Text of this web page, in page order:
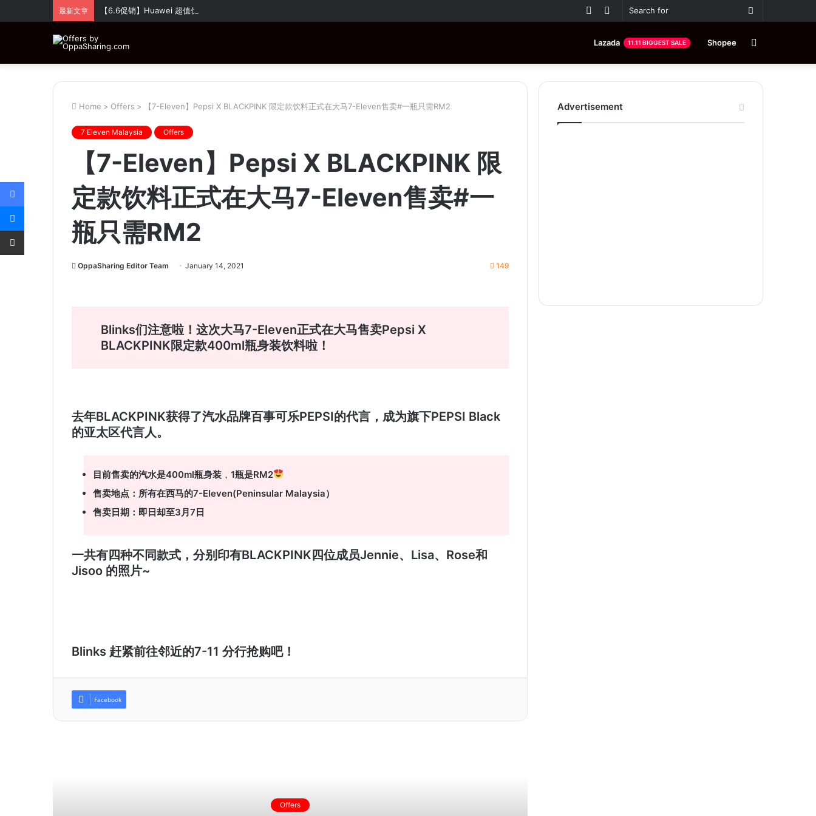
最新文章 【6.6促销】Huawei 超值优惠！全场折扣高达RM1,000！购买指定商品还有免费赠品！
Search
Sidebar
Random
Lazada 11.11 BIGGEST SALE Shopee
Article
Home > Offers > 【7-Eleven】Pepsi X BLACKPINK 限定款饮料正式在大马7-Eleven售卖#一瓶只需RM2
7 Eleven Malaysia Offers
【7-Eleven】Pepsi X BLACKPINK 限
定款饮料正式在大马7-Eleven售卖#一
瓶只需RM2
OppaSharing Editor Team January 14, 2021 149
Blinks们注意啦！这次大马7-Eleven正式在大马售卖Pepsi X
BLACKPINK限定款400ml瓶身装饮料啦！
去年BLACKPINK获得了汽水品牌百事可乐PEPSI的代言，成为旗下PEPSI Black
的亚太区代言人。
目前售卖的汽水是400ml瓶身装 ， 1瓶是RM2
售卖地点：所有在西马的7-Eleven(Peninsular Malaysia）
售卖日期：即日却至3月7日
一共有四种不同款式，分别印有BLACKPINK四位成员Jennie、Lisa、Rose和
Jisoo 的照片~
Blinks 赶紧前往邻近的7-11 分行抢购吧！
Facebook
Offers
Advertisement
Facebook
Messenger
Share via Email